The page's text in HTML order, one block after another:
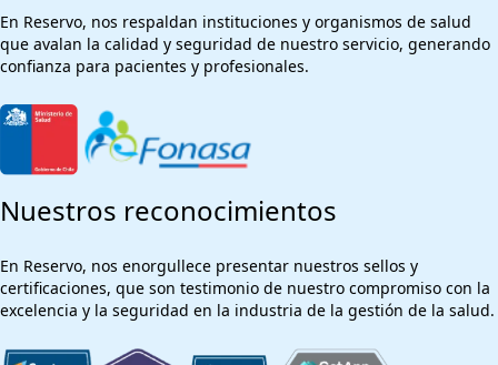
En Reservo, nos respaldan instituciones y organismos de salud
que avalan la calidad y seguridad de nuestro servicio, generando
confianza para pacientes y profesionales.
Nuestros reconocimientos
En Reservo, nos enorgullece presentar nuestros sellos y
certificaciones, que son testimonio de nuestro compromiso con la
excelencia y la seguridad en la industria de la gestión de la salud.